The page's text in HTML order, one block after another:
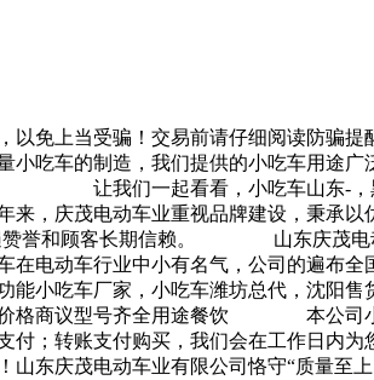
免上当受骗！交易前请仔细阅读防骗
的制造，我们提供的小吃车用途广
。 让我们一起看看，小吃车山东-，
茂电动车业重视品牌建设，秉承以
赞誉和顾客长期信赖。 山东庆茂电
电动车行业中小有名气，公司的遍布
吃车厂家，小吃车潍坊总代，沈阳售
价格商议型号齐全用途餐饮 本公司
；转账支付购买，我们会在工作日内
茂电动车业有限公司恪守“质量至上